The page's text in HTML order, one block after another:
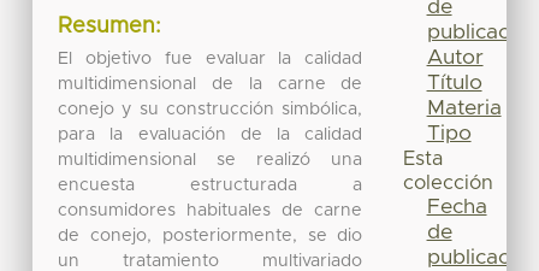
Resumen:
El objetivo fue evaluar la calidad
multidimensional de la carne de
conejo y su construcción simbólica,
para la evaluación de la calidad
multidimensional se realizó una
encuesta estructurada a
consumidores habituales de carne
de conejo, posteriormente, se dio
un tratamiento multivariado
de
publicación
Autor
Título
Materia
Tipo
Esta
colección
Fecha
de
publicación